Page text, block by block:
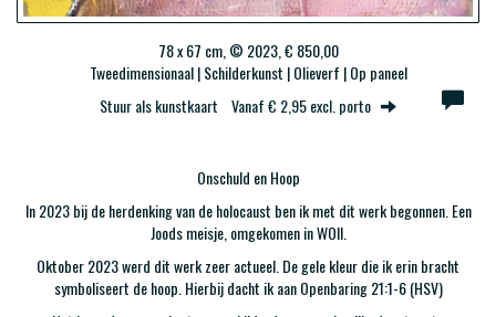
78 x 67 cm, © 2023, € 850,00
Tweedimensionaal | Schilderkunst | Olieverf | Op paneel
Stuur als kunstkaart Vanaf € 2,95 excl. porto
Onschuld en Hoop
In 2023 bij de herdenking van de holocaust ben ik met dit werk begonnen. Een
Joods meisje, omgekomen in WOII.
Oktober 2023 werd dit werk zeer actueel. De gele kleur die ik erin bracht
symboliseert de hoop. Hierbij dacht ik aan Openbaring 21:1-6 (HSV)